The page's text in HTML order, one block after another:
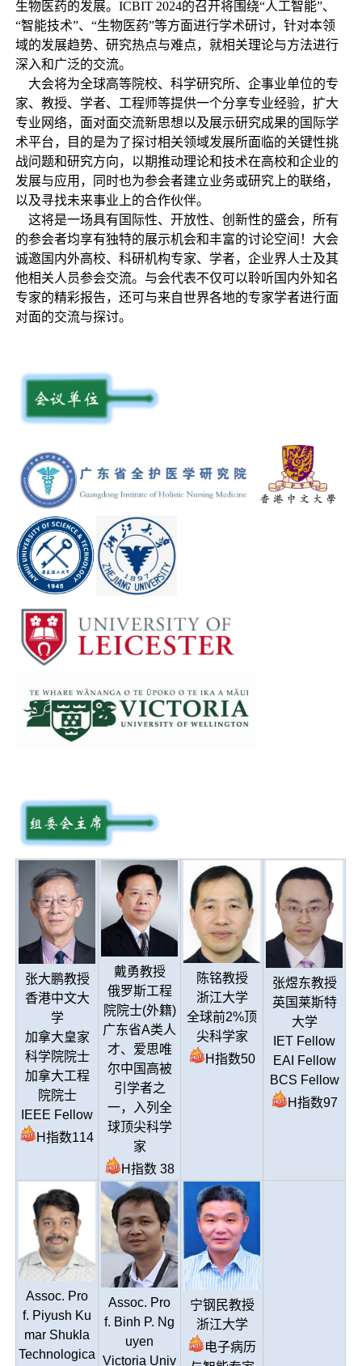
生物医药的发展。ICBIT 2024的召开将围绕“人工智能”、
“智能技术”、“生物医药”等方面进行学术研讨，针对本领
域的发展趋势、研究热点与难点，就相关理论与方法进行
深入和广泛的交流。
大会将为全球高等院校、科学研究所、企事业单位的专
家、教授、学者、工程师等提供一个分享专业经验，扩大
专业网络，面对面交流新思想以及展示研究成果的国际学
术平台，目的是为了探讨相关领域发展所面临的关键性挑
战问题和研究方向，以期推动理论和技术在高校和企业的
发展与应用，同时也为参会者建立业务或研究上的联络，
以及寻找未来事业上的合作伙伴。
这将是一场具有国际性、开放性、创新性的盛会，所有
的参会者均享有独特的展示机会和丰富的讨论空间！大会
诚邀国内外高校、科研机构专家、学者，企业界人士及其
他相关人员参会交流。与会代表不仅可以聆听国内外知名
专家的精彩报告，还可与来自世界各地的专家学者进行面
对面的交流与探讨。
张大鹏教授
香港中文大
学
加拿大皇家
科学院院士
加拿大工程
院院士
IEEE Fellow
H指数114
戴勇教授
俄罗斯工程
院院士(外籍)
广东省A类人
才、爱思唯
尔中国高被
引学者之
一，入列全
球顶尖科学
家
H指数 38
陈铭教授
浙江大学
全球前2%顶
尖科学家
H指数50
张煜东教授
英国莱斯特
大学
IET Fellow
EAI Fellow
BCS Fellow
H指数97
Assoc. Pro
f. Piyush Ku
mar Shukla
Technologica
Assoc. Pro
f. Binh P. Ng
uyen
Victoria Univ
宁钢民教授
浙江大学
电子病历